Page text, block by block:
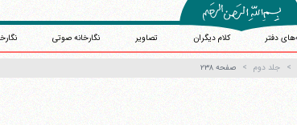
دفتر کلام دیگران تصاویر نگارخانه صوتی
جلد دوم صفحه ۲۳۸